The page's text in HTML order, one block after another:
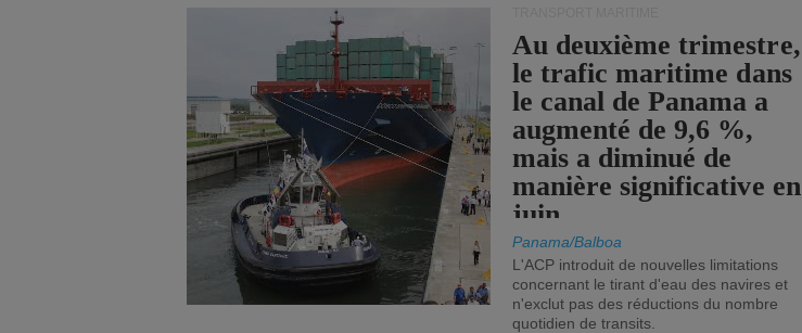
Au deuxième trimestre,
le trafic maritime dans
le canal de Panama a
augmenté de 9,6 %,
mais a diminué de
manière significative en
juin.
Panama/Balboa
L'ACP introduit de nouvelles limitations
concernant le tirant d'eau des navires et
n'exclut pas des réductions du nombre
quotidien de transits.